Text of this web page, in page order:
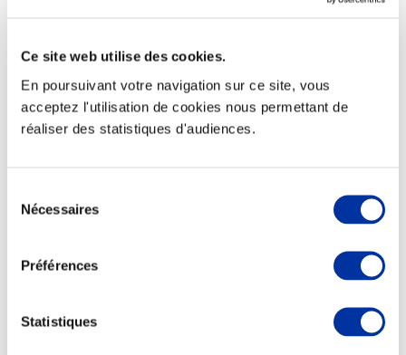
Ce site web utilise des cookies.
En poursuivant votre navigation sur ce site, vous
acceptez l'utilisation de cookies nous permettant de
réaliser des statistiques d'audiences.
Nécessaires
Préférences
Statistiques
Transport – mise en marché
Abattoir